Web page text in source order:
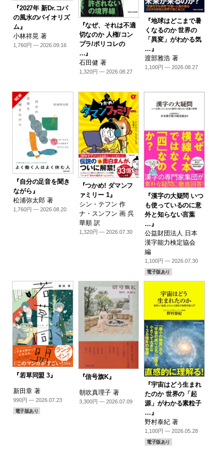
『2027年 新Dr.コパ
の風水のバイオリズ
ム』
小林祥晃 著
1,760円 — 2026.09.16
『なぜ、それは不適
切なのか 人権/コン
プラ/ポリコレの
…』
石田健 著
1,320円 — 2026.08.27
『地球はどこまで暑
くなるのか 世界の
「異変」がわかる気
…』
渡部雅浩 著
1,100円 — 2026.08.27
『自分の足音を聞き
ながら』
松浦弥太郎 著
1,760円 — 2026.08.20
『つかめ! ダマンフ
ァミリー 1』
シン・テフン 作
ナ・スンフン 画 呉
華順 訳
1,320円 — 2026.07.30
『漢字の大疑問 いつ
も使っているのに意
外と知らない言葉
…』
公益財団法人 日本
漢字能力検定協会
編
1,100円 — 2026.07.30
電子版あり
『若草同盟 3』
新田章 著
990円 — 2026.07.23
電子版あり
『信号旗K』
朝吹真理子 著
3,300円 — 2026.07.09
『宇宙はどう生まれ
たのか 世界の「起
源」がわかる素粒子
…』
野村泰紀 著
1,100円 — 2026.05.28
電子版あり